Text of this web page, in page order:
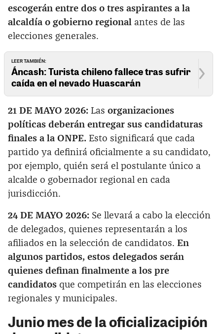
escogerán entre dos o tres aspirantes a la
alcaldía o gobierno regional antes de las
elecciones generales.
LEER TAMBIÉN:
Áncash: Turista chileno fallece tras sufrir
caída en el nevado Huascarán
21 DE MAYO 2026: Las organizaciones
políticas deberán entregar sus candidaturas
finales a la ONPE. Esto significará que cada
partido ya definirá oficialmente a su candidato,
por ejemplo, quién será el postulante único a
alcalde o gobernador regional en cada
jurisdicción.
24 DE MAYO 2026: Se llevará a cabo la elección
de delegados, quienes representarán a los
afiliados en la selección de candidatos. En
algunos partidos, estos delegados serán
quienes definan finalmente a los pre
candidatos que competirán en las elecciones
regionales y municipales.
Junio mes de la oficializacipión